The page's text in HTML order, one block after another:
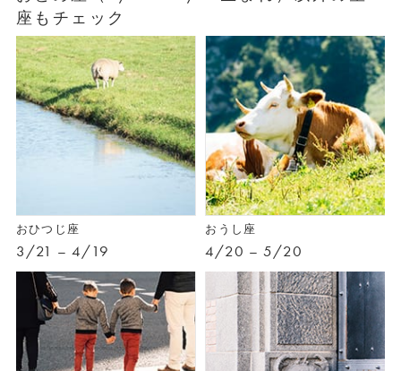
座もチェック
おひつじ座
3/21 – 4/19
おうし座
4/20 – 5/20